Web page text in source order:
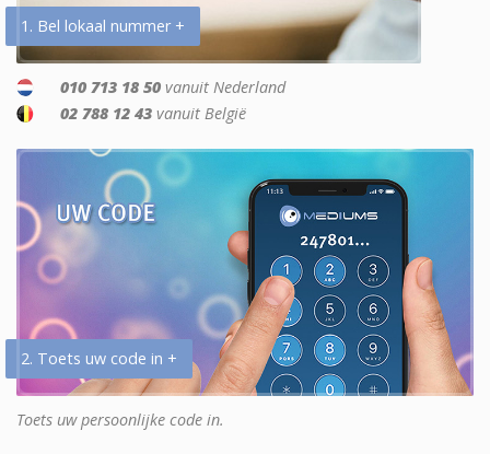
1. Bel lokaal nummer +
010 713 18 50 vanuit Nederland
02 788 12 43 vanuit België
2. Toets uw code in +
Toets uw persoonlijke code in.